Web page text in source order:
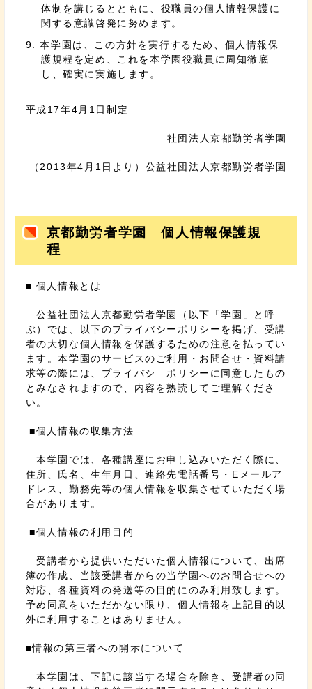
体制を講じるとともに、役職員の個人情報保護に
関する意識啓発に努めます。
本学園は、この方針を実行するため、個人情報保
護規程を定め、これを本学園役職員に周知徹底
し、確実に実施します。
平成17年4月1日制定
社団法人京都勤労者学園
（2013年4月1日より）公益社団法人京都勤労者学園
京都勤労者学園 個人情報保護規
程
■ 個人情報とは
公益社団法人京都勤労者学園（以下「学園」と呼
ぶ）では、以下のプライバシーポリシーを掲げ、受講
者の大切な個人情報を保護するための注意を払ってい
ます。本学園のサービスのご利用・お問合せ・資料請
求等の際には、プライバシ―ポリシーに同意したもの
とみなされますので、内容を熟読してご理解くださ
い。
■個人情報の収集方法
本学園では、各種講座にお申し込みいただく際に、
住所、氏名、生年月日、連絡先電話番号・Eメールア
ドレス、勤務先等の個人情報を収集させていただく場
合があります。
■個人情報の利用目的
受講者から提供いただいた個人情報について、出席
簿の作成、当該受講者からの当学園へのお問合せへの
対応、各種資料の発送等の目的にのみ利用致します。
予め同意をいただかない限り、個人情報を上記目的以
外に利用することはありません。
■情報の第三者への開示について
本学園は、下記に該当する場合を除き、受講者の同